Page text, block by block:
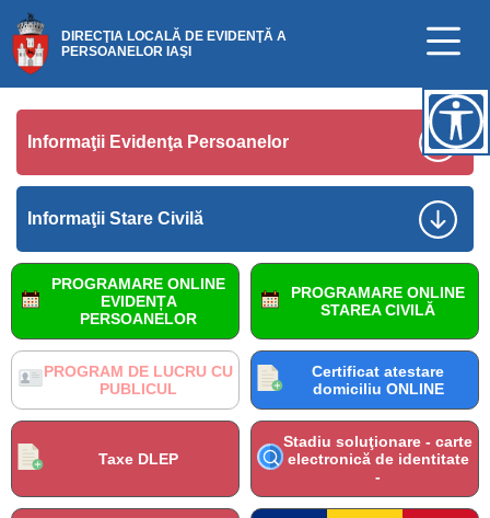
DIRECŢIA LOCALĂ DE EVIDENŢĂ A
PERSOANELOR IAŞI
Informaţii Evidenţa Persoanelor
Informaţii Stare Civilă
PROGRAM DE LUCRU CU
PUBLICUL
PROGRAMARE ONLINE
EVIDENȚA
PERSOANELOR
PROGRAMARE ONLINE
STAREA CIVILĂ
Certificat atestare
domiciliu ONLINE
Taxe DLEP
Stadiu soluţionare - carte
electronică de identitate
-